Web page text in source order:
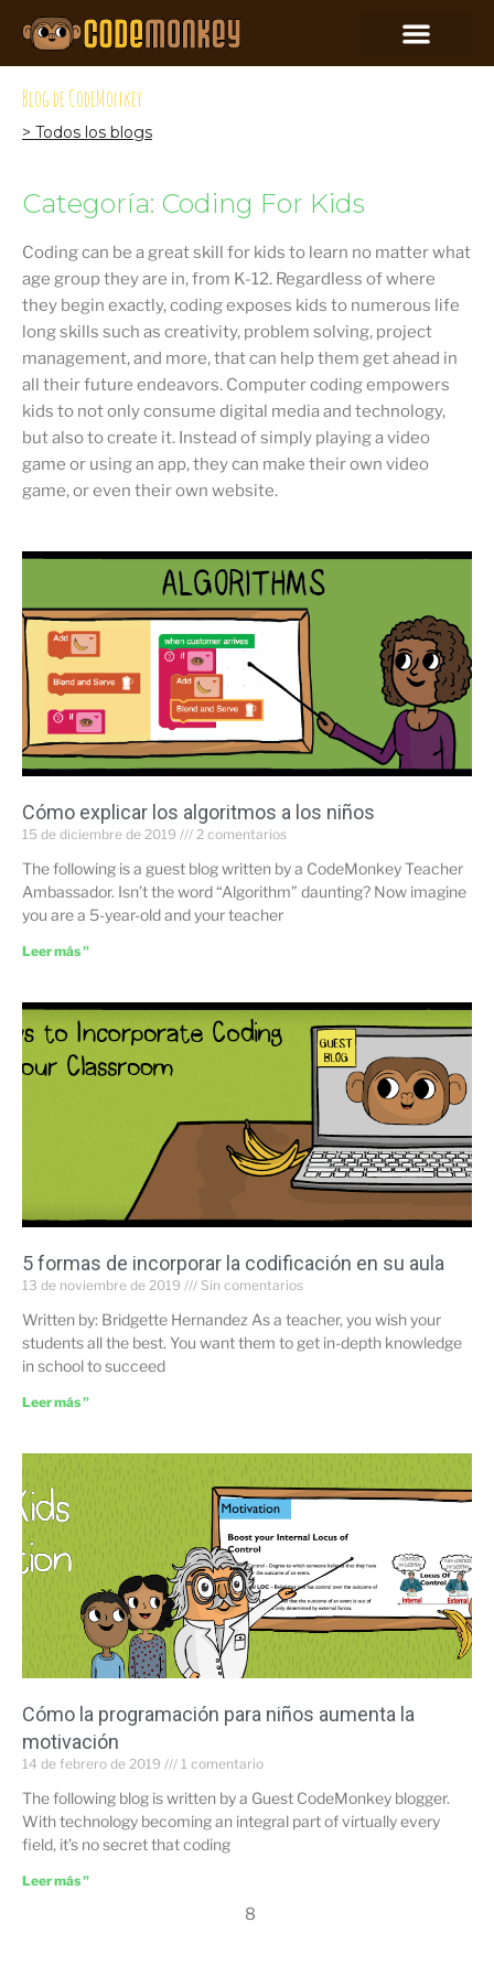
Blog de CodeMonkey
> Todos los blogs
Categoría: Coding For Kids
Coding can be a great skill for kids to learn no matter what
age group they are in, from K-12. Regardless of where
they begin exactly, coding exposes kids to numerous life
long skills such as creativity, problem solving, project
management, and more, that can help them get ahead in
all their future endeavors. Computer coding empowers
kids to not only consume digital media and technology,
but also to create it. Instead of simply playing a video
game or using an app, they can make their own video
game, or even their own website.
Cómo explicar los algoritmos a los niños
15 de diciembre de 2019 2 comentarios
The following is a guest blog written by a CodeMonkey Teacher
Ambassador. Isn’t the word “Algorithm” daunting? Now imagine
you are a 5-year-old and your teacher
Leer más "
5 formas de incorporar la codificación en su aula
13 de noviembre de 2019 Sin comentarios
Written by: Bridgette Hernandez As a teacher, you wish your
students all the best. You want them to get in-depth knowledge
in school to succeed
Leer más "
Cómo la programación para niños aumenta la
motivación
14 de febrero de 2019 1 comentario
The following blog is written by a Guest CodeMonkey blogger.
With technology becoming an integral part of virtually every
field, it’s no secret that coding
Leer más "
8